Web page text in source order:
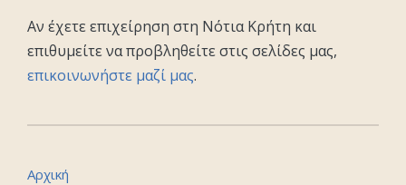
Αν έχετε επιχείρηση στη Νότια Κρήτη και
επιθυμείτε να προβληθείτε στις σελίδες μας,
επικοινωνήστε μαζί μας.
Αρχική